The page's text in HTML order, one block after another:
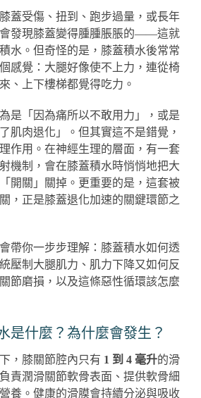
蓋受傷、扭到、跑步過量，或長年
發現膝蓋變得腫腫脹脹的——這就
水。但奇怪的是，膝蓋積水後常常
感覺：大腿好像使不上力，連從椅
、上下樓梯都覺得吃力。
是「因為痛所以不敢用力」，或是
了肌肉退化」。但其實這不是錯覺，
作用。在神經生理的層面，有一套
機制，會在膝蓋積水時悄悄地把大
開關」關掉。更重要的是，這套被
，正是膝蓋退化加速的關鍵環節之
帶你一步步理解：膝蓋積水如何透
壓制大腿肌力、肌力下降又如何反
節磨損，以及這條惡性循環該怎麼
是什麼？為什麼會發生？
，膝關節腔內只有 1 到 4 毫升的滑
責潤滑關節軟骨表面、提供軟骨細
養。健康的滑膜會持續分泌與吸收